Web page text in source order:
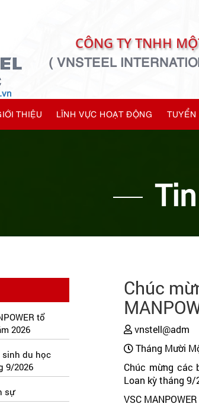
CÔNG TY TNHH
( VNSTEEL
THIỆU LĨNH VỰC HOẠT ĐỘNG TUYỂN
tổ
2026
sinh du học
9/2026
sự
Chúc
vnstell@adm
Tháng Mười
Chúc mừng các
Loan kỳ tháng
VSC